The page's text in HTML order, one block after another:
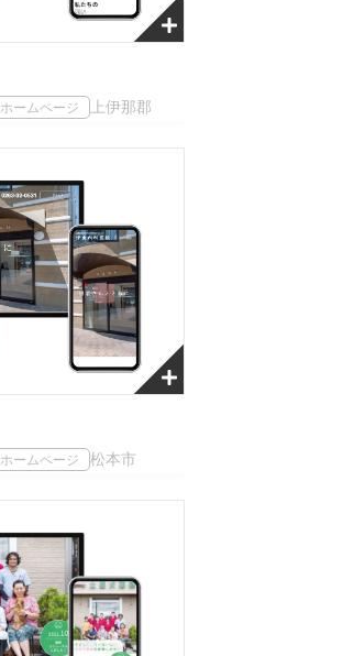
ホームページ 上伊那郡
ホームページ 松本市